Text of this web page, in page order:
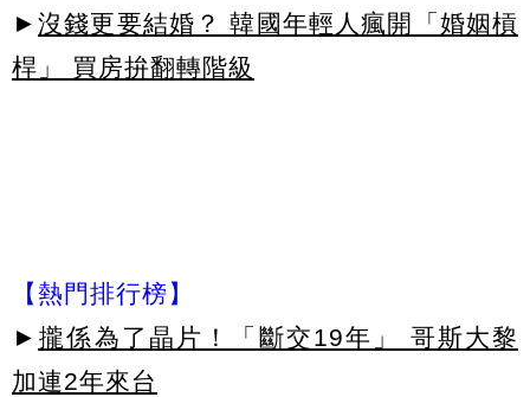
► 沒錢更要結婚？ 韓國年輕人瘋開「婚姻槓
桿」 買房拚翻轉階級
【熱門排行榜】
► 攏係為了晶片！「斷交19年」 哥斯大黎
加連2年來台